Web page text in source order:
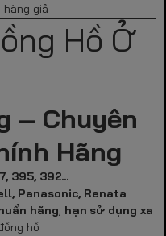
hàng giả
Hồ Ở
– Chuyên
Hãng
395, 392...
Panasonic, Renata
hãng, hạn sử dụng xa
hồ